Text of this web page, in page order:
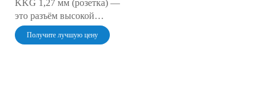
KKG 1,27 мм (розетка) —
это разъём высокой
плотности,
предназначенный для
Получите лучшую цену